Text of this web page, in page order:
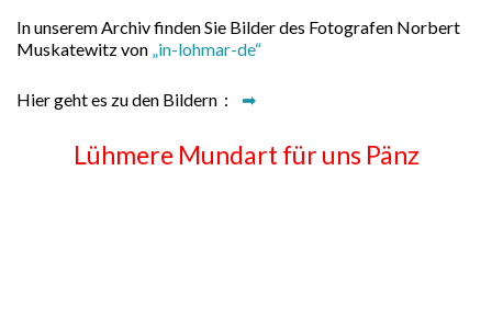
In unserem Archiv finden Sie Bilder des Fotografen Norbert
Muskatewitz von „in-lohmar-de“
Hier geht es zu den Bildern : ➡
Lühmere Mundart für uns Pänz